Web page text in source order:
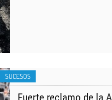
SUCESOS
Fuerte reclamo de la